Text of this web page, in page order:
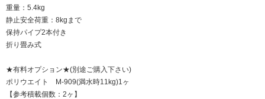
重量：5.4kg
静止安全荷重：8kgまで
保持パイプ2本付き
折り畳み式
★有料オプション★(別途ご購入下さい)
ポリウエイト M-909(満水時11kg)1ヶ
【参考積載個数：2ヶ】